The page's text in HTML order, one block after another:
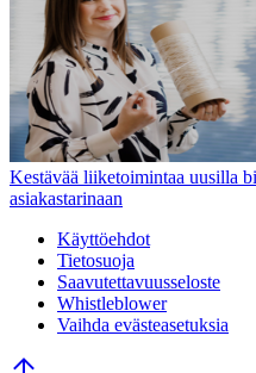
Kestävää liiketoimintaa uusilla
asiakastarinaan
Käyttöehdot
Tietosuoja
Saavutettavuusseloste
Whistleblower
Vaihda evästeasetuksia